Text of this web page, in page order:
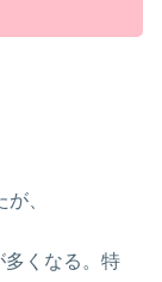
、
多くなる。特